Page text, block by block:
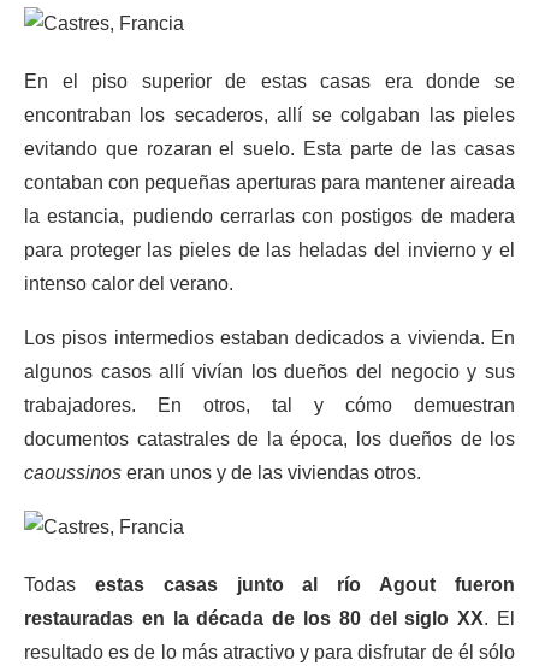
En el piso superior de estas casas era donde se
encontraban los secaderos, allí se colgaban las pieles
evitando que rozaran el suelo. Esta parte de las casas
contaban con pequeñas aperturas para mantener aireada
la estancia, pudiendo cerrarlas con postigos de madera
para proteger las pieles de las heladas del invierno y el
intenso calor del verano.
Los pisos intermedios estaban dedicados a vivienda. En
algunos casos allí vivían los dueños del negocio y sus
trabajadores. En otros, tal y cómo demuestran
documentos catastrales de la época, los dueños de los
caoussinos eran unos y de las viviendas otros.
Todas estas casas junto al río Agout fueron
restauradas en la década de los 80 del siglo XX. El
resultado es de lo más atractivo y para disfrutar de él sólo